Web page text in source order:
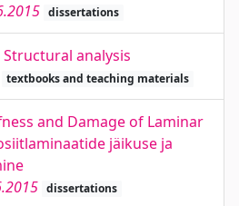
dissertations
Structural analysis
textbooks and teaching materials
and Damage of Laminar
jäikuse ja
dissertations